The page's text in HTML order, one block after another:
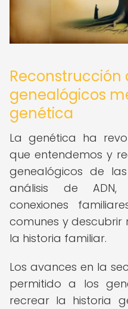
Reconstrucción
genealógicos
genética
La genética ha
que entendemos y
genealógicos de
análisis de
conexiones
comunes y
la historia familiar.
Los avances en la
permitido a los
recrear la historia